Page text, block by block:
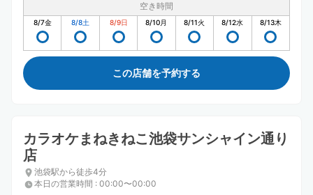
空き時間
8/7金 8/8土 8/9日 8/10月 8/11火 8/12水 8/13木
この店舗を予約する
カラオケまねきねこ池袋サンシャイン通り
店
池袋駅から徒歩4分
本日の営業時間 : 00:00〜00:00